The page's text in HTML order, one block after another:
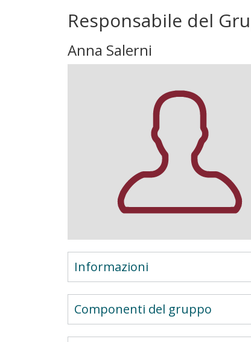
Responsabile del
Anna Salerni
Informazioni
Componenti del gruppo